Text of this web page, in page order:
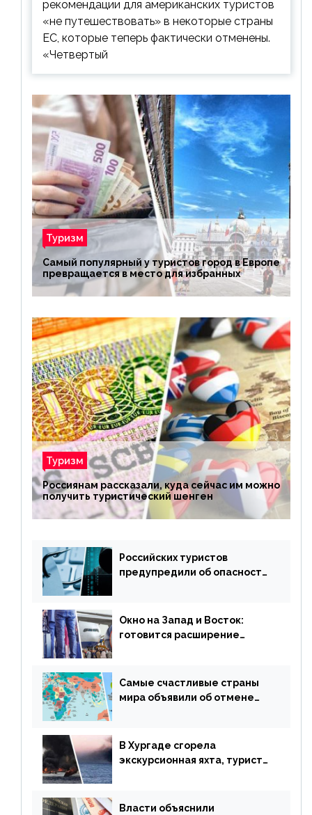
рекомендации для американских туристов
«не путешествовать» в некоторые страны
ЕС, которые теперь фактически отменены.
«Четвертый
Туризм
Самый популярный у туристов город в Европе
превращается в место для избранных
Туризм
Россиянам рассказали, куда сейчас им можно
получить туристический шенген
Российских туристов
предупредили об опасности
Окно на Запад и Восток:
готовится расширение
Самые счастливые страны
мира объявили об отмене
В Хургаде сгорела
экскурсионная яхта, туристы
Власти объяснили